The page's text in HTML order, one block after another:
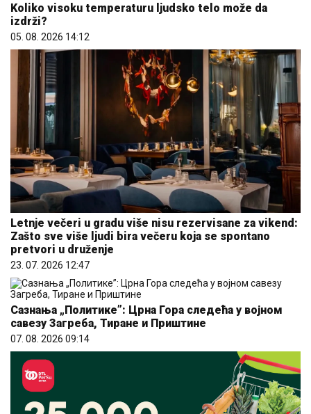
Koliko visoku temperaturu ljudsko telo može da
izdrži?
05. 08. 2026 14:12
Letnje večeri u gradu više nisu rezervisane za vikend:
Zašto sve više ljudi bira večeru koja se spontano
pretvori u druženje
23. 07. 2026 12:47
Сазнања „Политике”: Црна Гора следећа у војном
савезу Загреба, Тиране и Приштине
07. 08. 2026 09:14